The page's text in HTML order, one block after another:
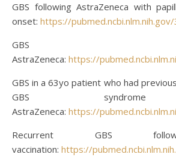
GBS following AstraZeneca with
onset: https://
GBS
AstraZeneca: https://
GBS in a 63yo patient who had
GBS syndrome
AstraZeneca: https://
Recurrent GBS
vaccination: https://